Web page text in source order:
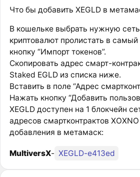
Что бы добавить XEGLD в
В кошельке выбрать нужную
криптовалют пролистать в
кнопку “Импорт токенов”.
Скопировать адрес смарт-
Staked EGLD из списка ниже.
Вставить в поле “Адрес
Нажать кнопку “Добавить
XEGLD доступен на 1 блокчейн
адресов смартконтрактов
добавления в метамаск:
MultiversX- XEGLD-e413ed